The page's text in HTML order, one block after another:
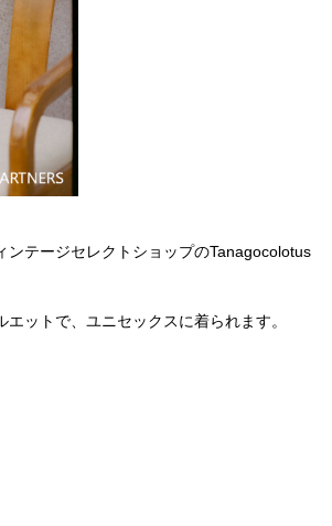
テージセレクトショップのTanagocolotus
ットで、ユニセックスに着られます。